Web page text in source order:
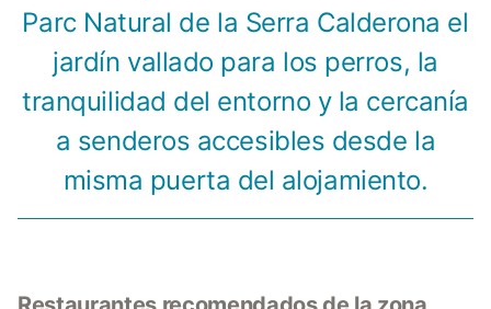
Parc Natural de la Serra Calderona el
jardín vallado para los perros, la
tranquilidad del entorno y la cercanía
a senderos accesibles desde la
misma puerta del alojamiento.